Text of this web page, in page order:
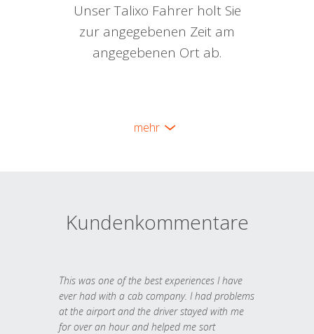
Unser Talixo Fahrer holt Sie
zur angegebenen Zeit am
angegebenen Ort ab.
mehr
Kundenkommentare
This was one of the best experiences I have
ever had with a cab company. I had problems
at the airport and the driver stayed with me
for over an hour and helped me sort